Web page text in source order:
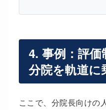
4. 事例：評
分院を軌道に
ここで、分院長向けの